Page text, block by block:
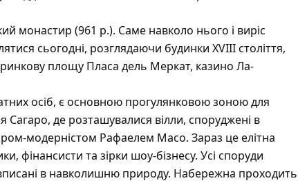
монастир (961 р.). Саме навколо нього і виріс
сьогодні, розглядаючи будинки XVIII століття,
площу Пласа дель Меркат, казино Ла-
осіб, є основною прогулянковою зоною для
де розташувалися вілли, споруджені в
модерністом Рафаелем Масо. Зараз це елітна
фінансисти та зірки шоу-бізнесу. Усі споруди
в навколишню природу. Набережна проходить